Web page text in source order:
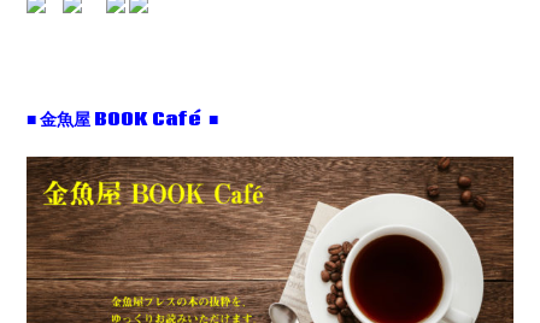
■ 金魚屋 BOOK Café ■